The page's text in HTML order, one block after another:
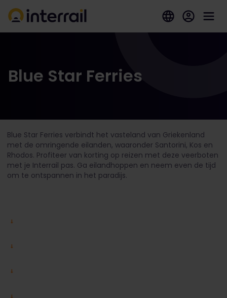
Blue Star Ferries
Blue Star Ferries verbindt het vasteland van Griekenland
met de omringende eilanden, waaronder Santorini, Kos en
Rhodos. Profiteer van korting op reizen met deze veerboten
met je Interrail pas. Ga eilandhoppen en neem even de tijd
om te ontspannen in het paradijs.